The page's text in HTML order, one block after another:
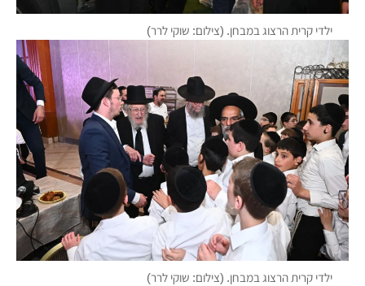
ילדי קרית הרצוג במבחן. (צילום: שוקי לרר)
ילדי קרית הרצוג במבחן. (צילום: שוקי לרר)